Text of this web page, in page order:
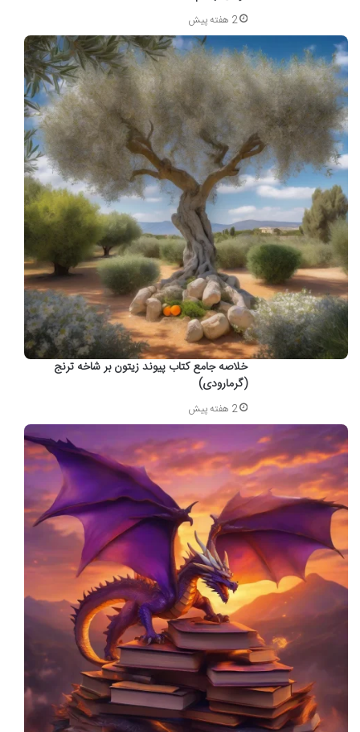
2 هفته پیش
خلاصه جامع کتاب پیوند زیتون بر شاخه ترنج
(گرمارودی)
2 هفته پیش